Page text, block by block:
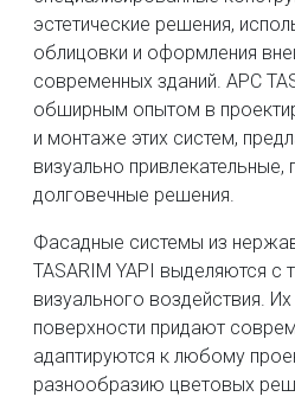
эстетические решения,
облицовки и оформления
современных зданий. APC
обширным опытом в
и монтаже этих систем,
визуально привлекательные,
долговечные решения.
Фасадные системы из
TASARIM YAPI выделяются с
визуального воздействия.
поверхности придают
адаптируются к любому
разнообразию цветовых